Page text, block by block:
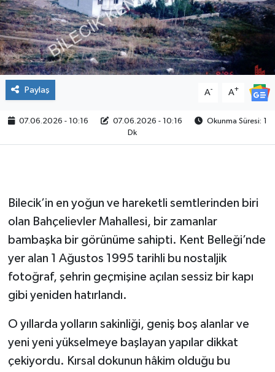
Paylaş A- A+
07.06.2026 - 10:16 07.06.2026 - 10:16
Okunma Süresi: 1
Dk
Bilecik’in en yoğun ve hareketli semtlerinden biri
olan Bahçelievler Mahallesi, bir zamanlar
bambaşka bir görünüme sahipti. Kent Belleği’nde
yer alan 1 Ağustos 1995 tarihli bu nostaljik
fotoğraf, şehrin geçmişine açılan sessiz bir kapı
gibi yeniden hatırlandı.
O yıllarda yolların sakinliği, geniş boş alanlar ve
yeni yeni yükselmeye başlayan yapılar dikkat
çekiyordu. Kırsal dokunun hâkim olduğu bu